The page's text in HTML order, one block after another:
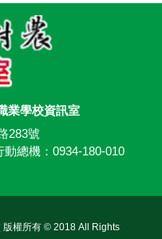
業學校資訊室
283號
總機：0934-180-010
版權所有 © 2018 All Rights